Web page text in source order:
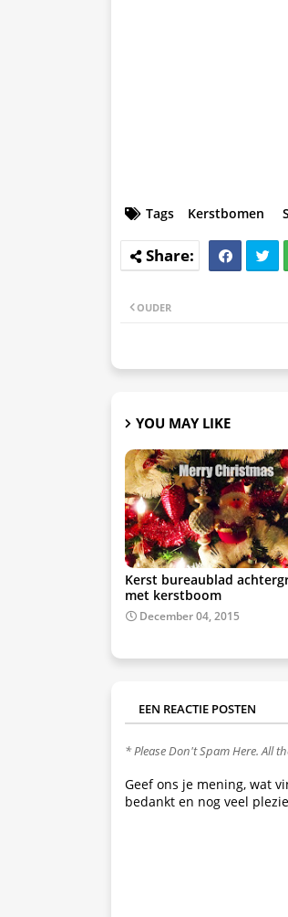
Tags Kerstbomen
OUDER
YOU MAY LIKE
Kerst bureaublad
met kerstboom
December 04, 2015
EEN REACTIE POSTEN
* Please Don't Spam Here. All
Geef ons je mening, wat
bedankt en nog veel